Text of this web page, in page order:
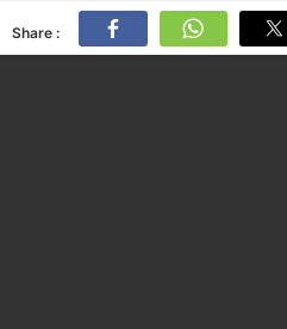
Share :